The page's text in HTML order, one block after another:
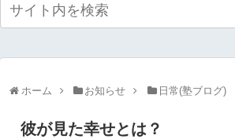
ホーム お知らせ 日常(塾ブログ)
彼が見た幸せとは？